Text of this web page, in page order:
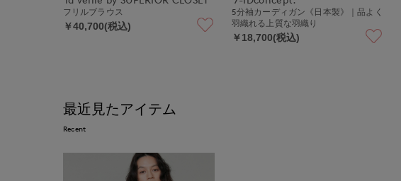
フリルブラウス
￥40,700(税込)
5分袖カーディガン《日本製》｜品よく
羽織れる上質な羽織り
￥18,700(税込)
最近見たアイテム
Recent